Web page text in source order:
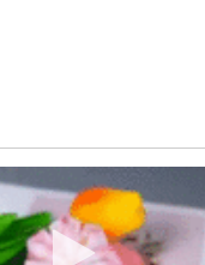
ngày 7/8/2026, 3 con
giáp ra đường 'đụng
trúng hố vàng', mỏi
tay đếm tiền, giàu nứt
đố đổ vách